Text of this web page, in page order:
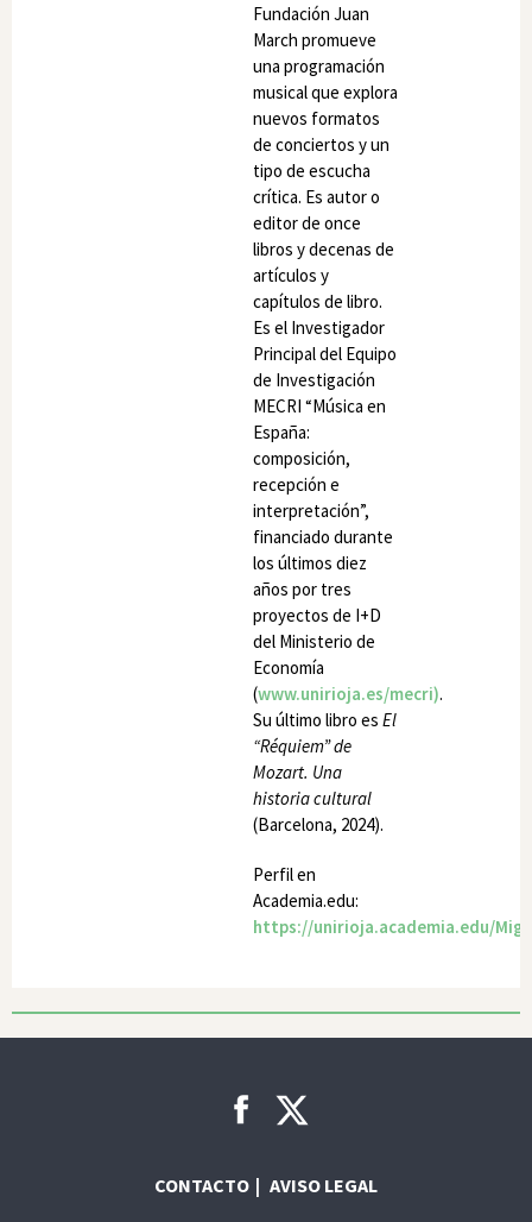
Fundación Juan
March promueve
una programación
musical que explora
nuevos formatos
de conciertos y un
tipo de escucha
crítica. Es autor o
editor de once
libros y decenas de
artículos y
capítulos de libro.
Es el Investigador
Principal del Equipo
de Investigación
MECRI “Música en
España:
composición,
recepción e
interpretación”,
financiado durante
los últimos diez
años por tres
proyectos de I+D
del Ministerio de
Economía
(www.unirioja.es/mecri).
Su último libro es El
“Réquiem” de
Mozart. Una
historia cultural
(Barcelona, 2024).
Perfil en
Academia.edu:
https://unirioja.academia.edu/
CONTACTO AVISO LEGAL